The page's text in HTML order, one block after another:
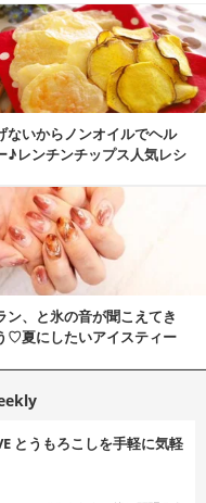
ないからノンオイルでヘル
♪レンチンチップス人気レシ
ン、と氷の音が聞こえてき
♡夏にしたいアイスティー
とうもろこしを手軽に気軽